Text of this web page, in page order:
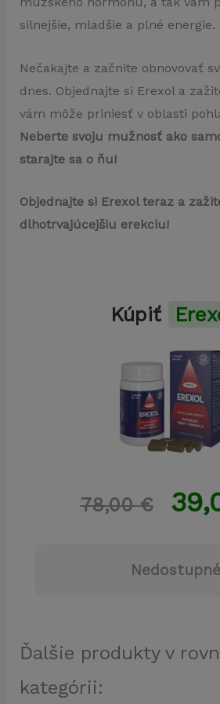
silnejšie, mladšie a plné energie.
Nečakajte a začnite obnovovať
dnes. Objednajte si Erexol a
vám môže priniesť v oblasti
Neberte svoju mužnosť ako
starajte sa o ňu!
Objednajte si Erexol teraz a
dlhotrvajúcejšiu erekciu!
Kúpiť
78,00€
Nedostupné
Ďalšie produkty v
kategórii: